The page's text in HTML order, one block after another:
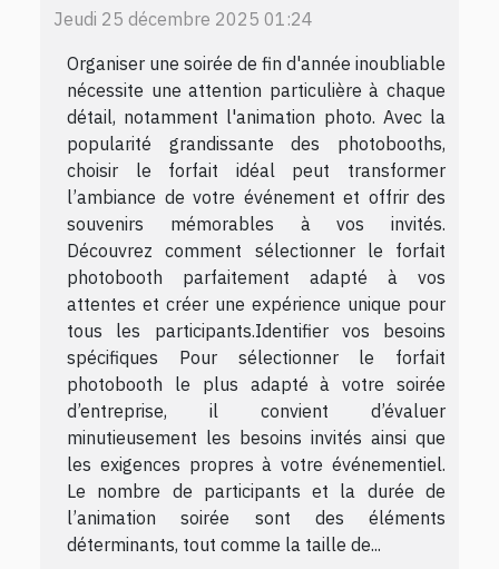
Jeudi 25 décembre 2025 01:24
Organiser une soirée de fin d'année inoubliable
nécessite une attention particulière à chaque
détail, notamment l'animation photo. Avec la
popularité grandissante des photobooths,
choisir le forfait idéal peut transformer
l’ambiance de votre événement et offrir des
souvenirs mémorables à vos invités.
Découvrez comment sélectionner le forfait
photobooth parfaitement adapté à vos
attentes et créer une expérience unique pour
tous les participants.Identifier vos besoins
spécifiques Pour sélectionner le forfait
photobooth le plus adapté à votre soirée
d’entreprise, il convient d’évaluer
minutieusement les besoins invités ainsi que
les exigences propres à votre événementiel.
Le nombre de participants et la durée de
l’animation soirée sont des éléments
déterminants, tout comme la taille de...